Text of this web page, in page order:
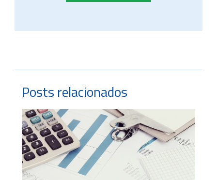
Posts relacionados